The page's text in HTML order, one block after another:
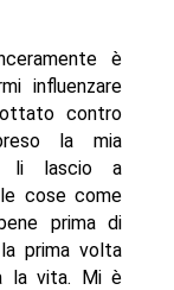
è
influenzare
contro
la mia
li lascio a
cose come
prima di
prima volta
la vita. Mi è